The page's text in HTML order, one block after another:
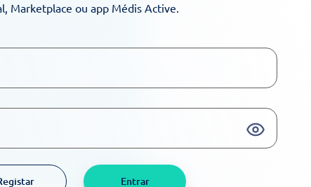
Marketplace ou app Médis Active.
Entrar